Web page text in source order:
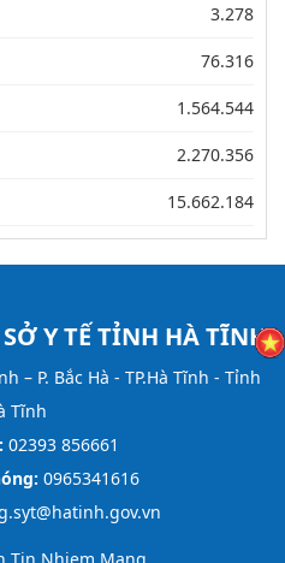
3.278
76.316
1.564.544
2.270.356
15.662.184
SỞ Y TẾ TỈNH HÀ TĨNH
– P. Bắc Hà - TP.Hà Tĩnh - Tỉnh
Tĩnh
02393 856661
0965341616